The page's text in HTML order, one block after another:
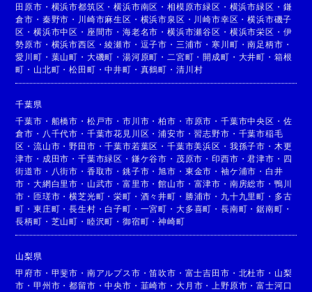
田原市 ・ 横浜市都筑区 ・横浜市南区 ・相模原市緑区 ・ 横浜市緑区 ・ 鎌
倉市 ・ 秦野市 ・ 川崎市麻生区 ・ 横浜市泉区 ・ 川崎市幸区 ・横浜市磯子
区 ・横浜市中区 ・ 座間市 ・海老名市 ・横浜市瀬谷区 ・ 横浜市栄区 ・ 伊
勢原市 ・ 横浜市西区 ・綾瀬市 ・ 逗子市 ・ 三浦市 ・寒川町 ・南足柄市 ・
愛川町 ・ 葉山町 ・ 大磯町 ・湯河原町 ・ 二宮町 ・開成町 ・ 大井町 ・ 箱根
町 ・ 山北町 ・松田町 ・中井町 ・ 真鶴町 ・ 清川村
千葉県
千葉市 ・ 船橋市 ・ 松戸市 ・市川市 ・柏市 ・ 市原市 ・ 千葉市中央区 ・ 佐
倉市 ・ 八千代市 ・ 千葉市花見川区 ・浦安市 ・習志野市 ・ 千葉市稲毛
区 ・流山市 ・野田市 ・千葉市若葉区 ・千葉市美浜区 ・ 我孫子市 ・ 木更
津市 ・ 成田市 ・千葉市緑区 ・ 鎌ケ谷市 ・ 茂原市 ・印西市 ・君津市 ・ 四
街道市 ・ 八街市 ・ 香取市 ・銚子市 ・旭市 ・ 東金市 ・ 袖ケ浦市 ・ 白井
市 ・大網白里市 ・ 山武市 ・富里市 ・館山市 ・ 富津市 ・ 南房総市 ・ 鴨川
市 ・匝瑳市 ・横芝光町 ・栄町 ・ 酒々井町 ・ 勝浦市 ・ 九十九里町 ・ 多古
町 ・東庄町 ・長生村 ・ 白子町 ・ 一宮町 ・ 大多喜町 ・ 長南町 ・鋸南町 ・
長柄町 ・ 芝山町 ・ 睦沢町 ・御宿町 ・神崎町
山梨県
甲府市 ・ 甲斐市 ・ 南アルプス市 ・笛吹市 ・ 富士吉田市 ・ 北杜市 ・ 山梨
市 ・甲州市 ・都留市 ・中央市 ・ 韮崎市 ・ 大月市 ・ 上野原市 ・富士河口